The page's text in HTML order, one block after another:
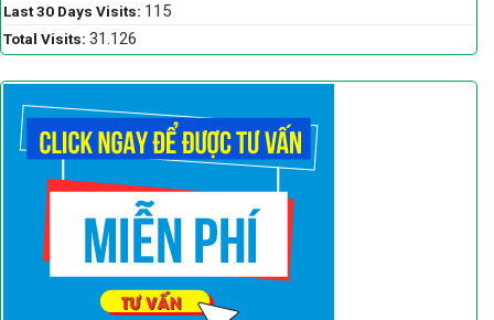
Last 30 Days Visits: 115
Total Visits: 31.126